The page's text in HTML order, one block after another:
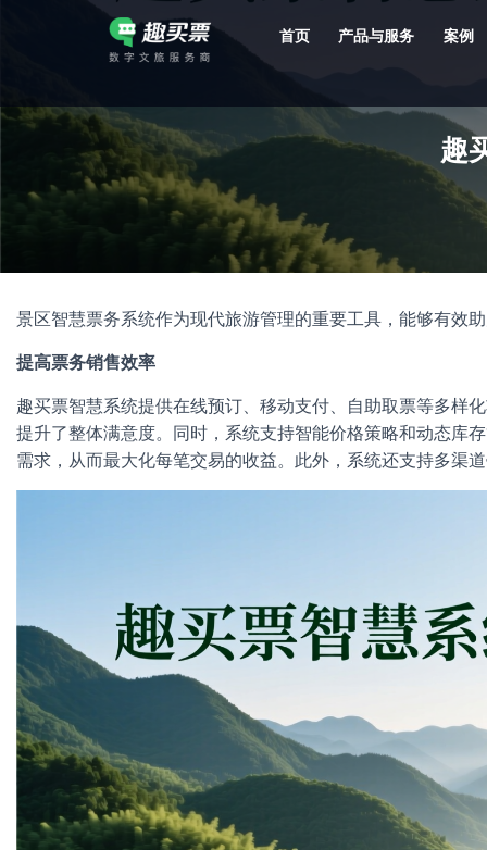
首页 产品与服务 案例
趣
景区智慧票务系统作为现代旅游管理的重要工具，能够有效
提高票务销售效率
趣买票智慧系统提供在线预订、移动支付、自助取票等多样
提升了整体满意度。同时，系统支持智能价格策略和动态库
需求，从而最大化每笔交易的收益。此外，系统还支持多渠